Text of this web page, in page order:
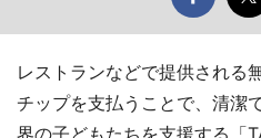
レストランなどで提供される
チップを支払うことで、清潔